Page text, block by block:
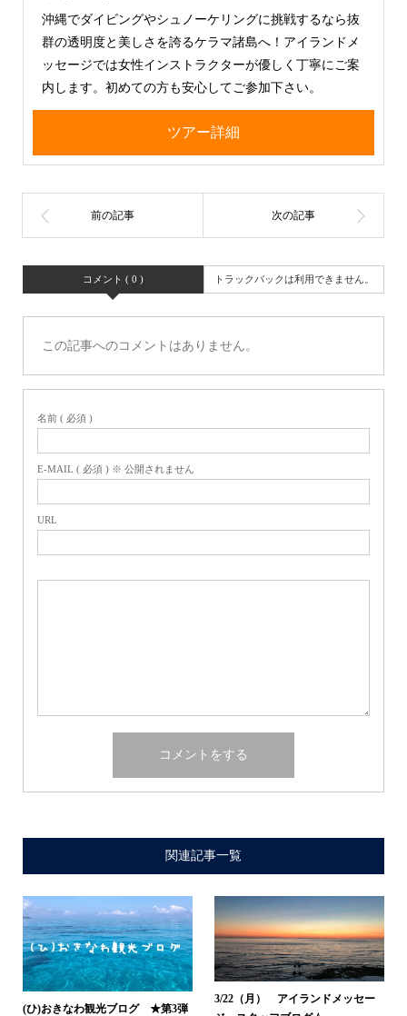
沖縄でダイビングやシュノーケリングに挑戦するなら抜
群の透明度と美しさを誇るケラマ諸島へ！アイランドメ
ッセージでは女性インストラクターが優しく丁寧にご案
内します。初めての方も安心してご参加下さい。
ツアー詳細
コメント ( 0 ) トラックバックは利用できません。
この記事へのコメントはありません。
名前 ( 必須 )
E-MAIL ( 必須 ) ※ 公開されません
URL
関連記事一覧
(ひ)おきなわ観光ブログ ★第3弾
3/22（月） アイランドメッセー